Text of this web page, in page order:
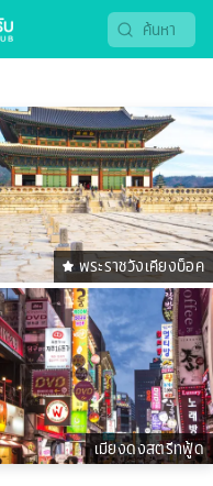
พระราชวังเคียงบ็อค
เมียงดงสตรีทฟู้ด